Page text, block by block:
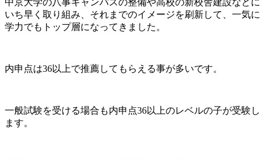
中京大学の八事キャンパスの整備や高校の新校舎建設などに
いち早く取り組み、それまでのイメージを刷新して、一気に
学力でもトップ層になってきました。
内申点は36以上で推薦してもらえる事が多いです。
一般試験を受ける場合も内申点36以上のレベルの子が受験し
ます。